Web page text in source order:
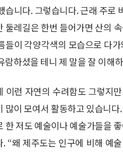
습니다. 그렇습니다. 근래 주로
둘레길은 한번 들어가면 산의
들이 각양각색의 모습으로 다
람하셨을 테니 제 말을 잘 이해
이런 자연의 수려함도 그렇지
많이 모여서 활동하고 있습니
한 저도 예술이나 예술가들을
. “왜 제주도는 인구에 비해 예